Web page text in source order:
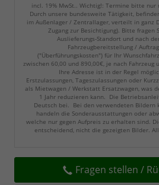
incl. 19% MwSt.. Wichtig!: Termine bitte nur
Durch unsere bundesweite Tätigkeit,
im Außenlager / Zentrallager, verteilt in ganz
Zugang zur Besichtigung). Bitte fragen
Auslieferungs-Standort und nach
Fahrzeugbereitstellung /
("Überführungskosten") für Ihr
zwischen 60,00 und 890,00€, je nach Fahrzeug
Ihre Adresse ist in der Regel
Erstzulassungen, Tageszulassungen oder
als Mietwagen / Werkstatt Ersatzwagen, was
1 Jahr reduzieren kann. Die
Deutsch bei. Bei den verwendeten Bildern
handeln die Sonderausstattungen oder
welche nur gegen Aufpreis zu erhalten sind.
entscheidend, nicht die gezeigten Bilder.
Fragen stellen /